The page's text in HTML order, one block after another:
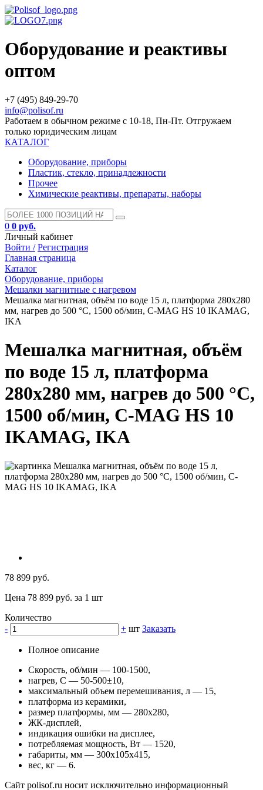
Оборудование и реактивы
оптом
+7 (495) 849-29-70
info@polisof.ru
Работаем в обычном режиме с 10-18, Пн-Пт. Отгружаем
только юридическим лицам
КАТАЛОГ
Оборудование, приборы
Пластик, стекло, принадлежности
Прочее
Химические реактивы, препараты, наборы
0 0 руб.
Личный кабинет
Войти / Регистрация
Главная страница
Каталог
Оборудование, приборы
Мешалки магнитные с нагревом
Мешалка магнитная, объём по воде 15 л, платформа 280x280
мм, нагрев до 500 °С, 1500 об/мин, C-MAG HS 10 IKAMAG,
IKA
Мешалка магнитная, объём
по воде 15 л, платформа
280x280 мм, нагрев до 500 °С,
1500 об/мин, C-MAG HS 10
IKAMAG, IKA
78 899 руб.
Цена 78 899 руб. за 1 шт
Количество
-
+ шт Заказать
Полное описание
Скорость, об/мин — 100-1500,
нагрев, С — 50-500±10,
максимальный объем перемешивания, л — 15,
платформа из керамики,
размер платформы, мм — 280х280,
ЖК-дисплей,
индикация ошибки на дисплее,
потребляемая мощность, Вт — 1520,
габариты, мм — 300x105x415,
вес, кг — 6.
Сайт polisof.ru носит исключительно информационный